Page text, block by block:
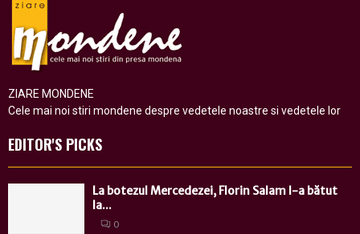
ZIARE MONDENE
Cele mai noi stiri mondene despre vedetele noastre si vedetele lor
EDITOR'S PICKS
La botezul Mercedezei, Florin Salam l-a bătut
la...
0